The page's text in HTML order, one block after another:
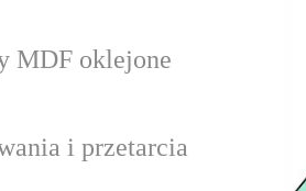
MDF oklejone
i przetarcia